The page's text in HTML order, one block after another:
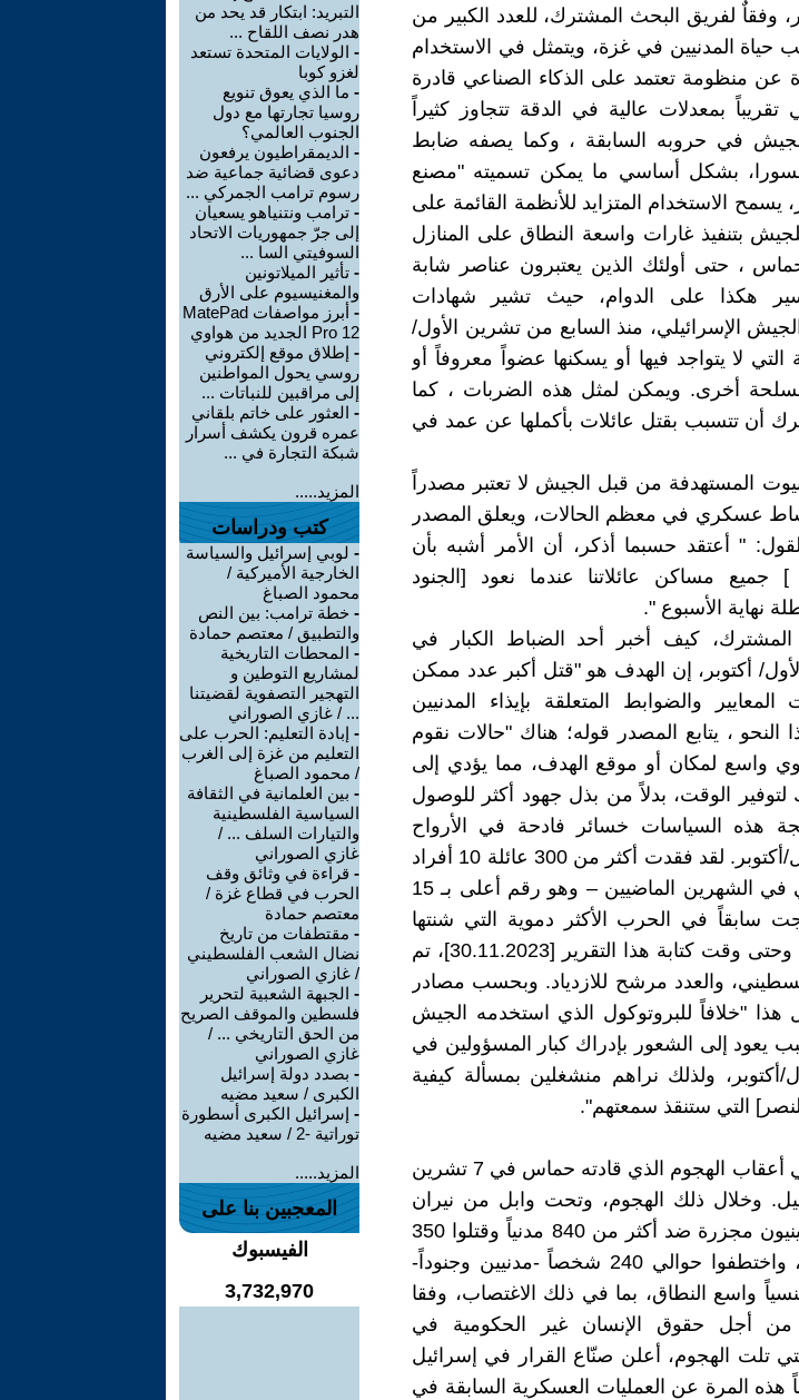
لفريق البحث المشترك، للعدد الكبير من
حياة المدنيين في غزة، ويتمثل في الاستخدام
عن منظومة تعتمد على الذكاء الصناعي قادرة
بمعدلات عالية في الدقة تتجاوز كثيراً
في حروبه السابقة ، وكما يصفه ضابط
بشكل أساسي ما يمكن تسميته "مصنع
يسمح الاستخدام المتزايد للأنظمة القائمة على
بتنفيذ غارات واسعة النطاق على المنازل
، حتى أولئك الذين يعتبرون عناصر شابة
هكذا على الدوام، حيث تشير شهادات
الإسرائيلي، منذ السابع من تشرين الأول/
التي لا يتواجد فيها أو يسكنها عضواً معروفاً أو
أخرى. ويمكن لمثل هذه الضربات ، كما
أن تتسبب بقتل عائلات بأكملها عن عمد في
المستهدفة من قبل الجيش لا تعتبر مصدراً
عسكري في معظم الحالات، ويعلق المصدر
" أعتقد حسبما أذكر، أن الأمر أشبه بأن
مساكن عائلاتنا عندما نعود [الجنود
نهاية الأسبوع ".
كيف أخبر أحد الضباط الكبار في
بعد 7 تشرين الأول/ أكتوبر، إن الهدف هو "قتل أكبر عدد ممكن
والضوابط المتعلقة بإيذاء المدنيين
، يتابع المصدر قوله؛ هناك "حالات نقوم
واسع لمكان أو موقع الهدف، مما يؤدي إلى
لتوفير الوقت، بدلاً من بذل جهود أكثر للوصول
هذه السياسات خسائر فادحة في الأرواح
البشرية في غزة منذ 7 تشرين الأول/أكتوبر. لقد فقدت أكثر من 300 عائلة 10 أفراد
أو أكثر منها في القصف الإسرائيلي في الشهرين الماضيين – وهو رقم أعلى بـ 15
سابقاً في الحرب الأكثر دموية التي شنتها
إسرائيل على غزة في العام 2014. وحتى وقت كتابة هذا التقرير [30.11.2023]، تم
عن مقتل حوالي 15,000 فلسطيني، والعدد مرشح للازدياد. وبحسب مصادر
"خلافاً للبروتوكول الذي استخدمه الجيش
يعود إلى الشعور بإدراك كبار المسؤولين في
7 تشرين الأول/أكتوبر، ولذلك نراهم منشغلين بمسألة كيفية
التي ستنقذ سمعتهم".
شنت إسرائيل هجومها على غزة في أعقاب الهجوم الذي قادته حماس في 7 تشرين
إسرائيل. وخلال ذلك الهجوم، وتحت وابل من نيران
الصواريخ، ارتكب مسلحون فلسطينيون مجزرة ضد أكثر من 840 مدنياً وقتلوا 350
عسكرياُ (ما بين جنود وأفرد أمن)، واختطفوا حوالي 240 شخصاً -مدنيين وجنوداً-
واسع النطاق، بما في ذلك الاغتصاب، وفقا
أجل حقوق الإنسان غير الحكومية في
التي تلت الهجوم، أعلن صنّاع القرار في إسرائيل
هذه المرة عن العمليات العسكرية السابقة في
التبريد: ابتكار قد يحد من
هدر نصف اللقاح ...
- الولايات المتحدة تستعد
لغزو كوبا
- ما الذي يعوق تنويع
روسيا تجارتها مع دول
الجنوب العالمي؟
- الديمقراطيون يرفعون
دعوى قضائية جماعية ضد
رسوم ترامب الجمركي ...
- ترامب ونتنياهو يسعيان
إلى جرّ جمهوريات الاتحاد
السوفيتي السا ...
- تأثير الميلاتونين
والمغنيسيوم على الأرق
-
أبرز مواصفات MatePad
Pro 12 الجديد من هواوي
- إطلاق موقع إلكتروني
روسي يحول المواطنين
إلى مراقبين للنباتات ...
- العثور على خاتم بلقاني
عمره قرون يكشف أسرار
شبكة التجارة في ...
المزيد.....
كتب ودراسات
- لوبي إسرائيل والسياسة
الخارجية الأميركية /
محمود الصباغ
- خطة ترامب: بين النص
والتطبيق / معتصم حمادة
- المحطات التاريخية
لمشاريع التوطين و
التهجير التصفوية لقضيتنا
... / غازي الصوراني
- إبادة التعليم: الحرب على
التعليم من غزة إلى الغرب
/ محمود الصباغ
- بين العلمانية في الثقافة
السياسية الفلسطينية
والتيارات السلف ... /
غازي الصوراني
- قراءة في وثائق وقف
الحرب في قطاع غزة /
معتصم حمادة
- مقتطفات من تاريخ
نضال الشعب الفلسطيني
/ غازي الصوراني
- الجبهة الشعبية لتحرير
فلسطين والموقف الصريح
من الحق التاريخي ... /
غازي الصوراني
- بصدد دولة إسرائيل
الكبرى / سعيد مضيه
- إسرائيل الكبرى أسطورة
توراتية -2 / سعيد مضيه
المزيد.....
المعجبين بنا على
الفيسبوك
3,732,970